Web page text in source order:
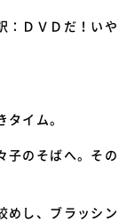
：ＤＶＤだ！いや
イム。
子のそばへ。その
めし、ブラッシン